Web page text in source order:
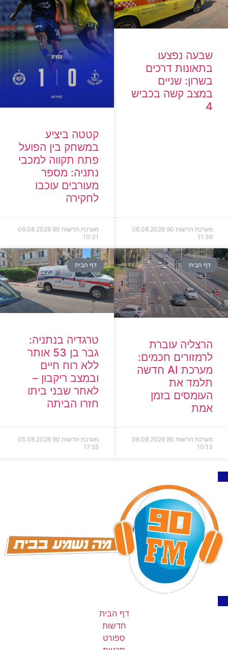
שבעה נפצעו
בתאונות דרכים
בשרון: שניים
במצב קשה בכביש
4
מערכת חדשות 90
06.08.2026
11:36
קטטה ביציע
במשחק בין הפועל
פתח תקווה למכבי
נתניה: מספר
מעורבים עוכבו
לחקירה
מערכת חדשות 90
06.08.2026
10:31
דף הבית
הרצליה עוברת
לרמזורים חכמים:
מערכת AI חדשה
תלמד את
העומסים בזמן
אמת
מערכת חדשות 90
06.08.2026
10:13
דף הבית
טרגדיה בנתניה:
גבר בן 53 אותר
ללא רוח חיים
ובמצב ריקבון –
לאחר שבני ביתו
חזרו הביתה
מערכת חדשות 90
05.08.2026
17:55
דף הבית
חדשות
ספורט